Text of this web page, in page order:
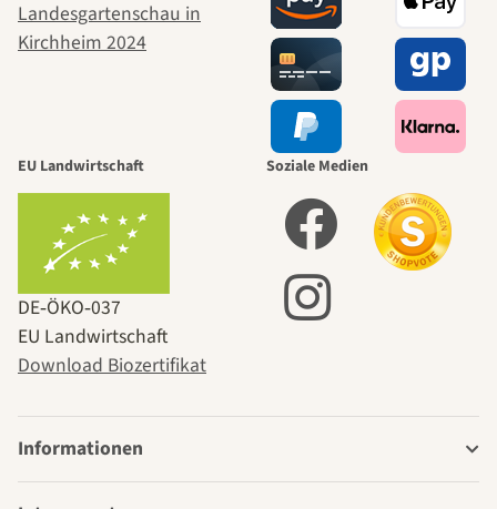
EU Landwirtschaft
DE‑ÖKO‑037
EU Landwirtschaft
Download Biozertifikat
Soziale Medien
Informationen